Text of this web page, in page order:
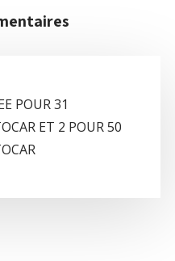
POUR 31
ET 2 POUR 50